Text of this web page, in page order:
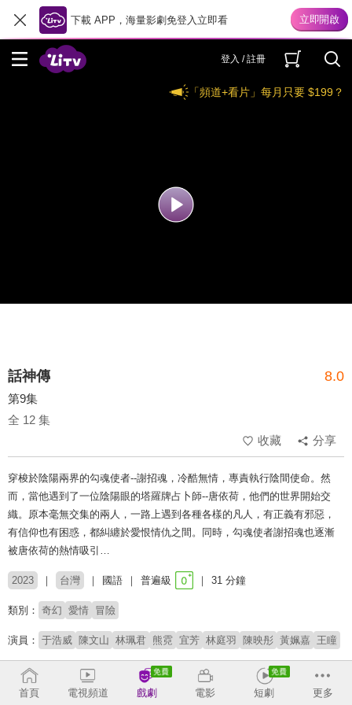
下載 APP，海量影劇免登入立即看
登入 / 註冊
「頻道+看片」每月只要 $199？
話神傳 8.0
第9集
全 12 集
收藏
分享
穿梭於陰陽兩界的勾魂使者--謝招魂，冷酷無情，專責執行陰間使命。然
而，當他遇到了一位陰陽眼的塔羅牌占卜師--唐依荷，他們的世界開始交
織。原本毫無交集的兩人，一路上遇到各種各樣的凡人，有正義有邪惡，
有信仰也有困惑，都糾纏於愛恨情仇之間。同時，勾魂使者謝招魂也逐漸
被唐依荷的熱情吸引…
2023 台灣 國語 普遍級 31 分鐘
類別： 奇幻 愛情 冒險
演員： 于浩威 陳文山 林珮君 熊霓 宜芳 林庭羽 陳映彤 黃姵嘉 王瞳
導演：
首頁 電視頻道 戲劇 電影 短劇 更多